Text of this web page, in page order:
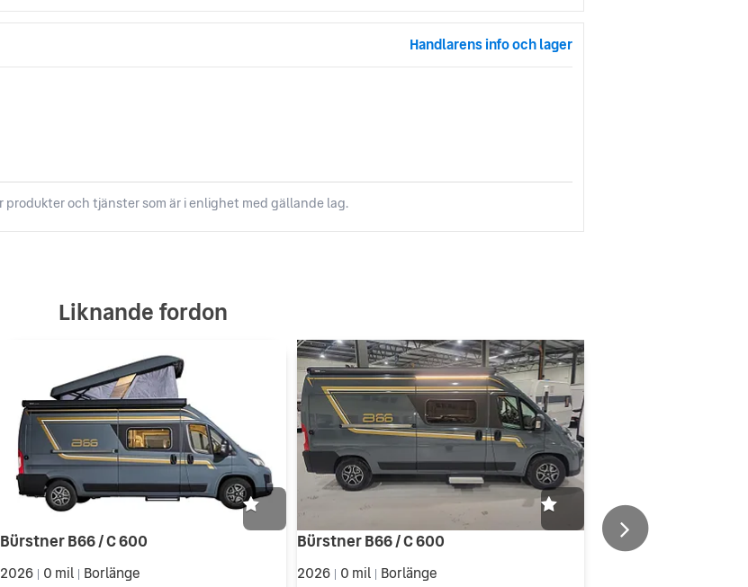
Handlarens info och lager
och tjänster som är i enlighet med gällande lag.
Liknande fordon
Bürstner B66 / C 600
2026 | 0 mil | Borlänge
Bürstner B66 / C 600
2026 0 mil Borlänge